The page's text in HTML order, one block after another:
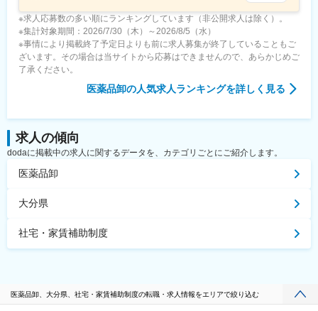
※求人応募数の多い順にランキングしています（非公開求人は除く）。
※集計対象期間：2026/7/30（木）～2026/8/5（水）
※事情により掲載終了予定日よりも前に求人募集が終了していることもご
ざいます。その場合は当サイトから応募はできませんので、あらかじめご
了承ください。
医薬品卸の人気求人ランキングを詳しく見る
求人の傾向
dodaに掲載中の求人に関するデータを、カテゴリごとにご紹介します。
医薬品卸
大分県
社宅・家賃補助制度
医薬品卸、大分県、社宅・家賃補助制度の転職・求人情報をエリアで絞り込む